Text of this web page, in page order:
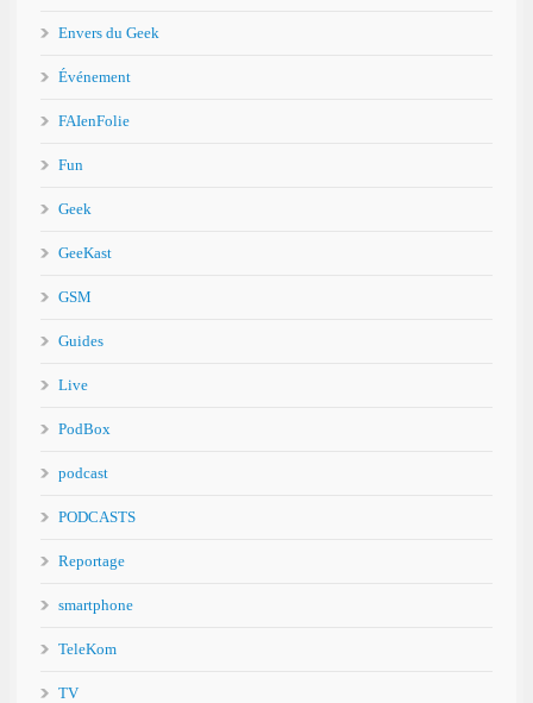
Envers du Geek
Événement
FAIenFolie
Fun
Geek
GeeKast
GSM
Guides
Live
PodBox
podcast
PODCASTS
Reportage
smartphone
TeleKom
TV